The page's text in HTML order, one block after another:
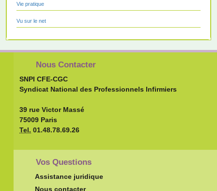
Vie pratique
Vu sur le net
Nous Contacter
SNPI CFE-CGC
Syndicat National des Professionnels Infirmiers
39 rue Victor Massé
75009 Paris
Tel. 01.48.78.69.26
Vos Questions
Assistance juridique
Nous contacter